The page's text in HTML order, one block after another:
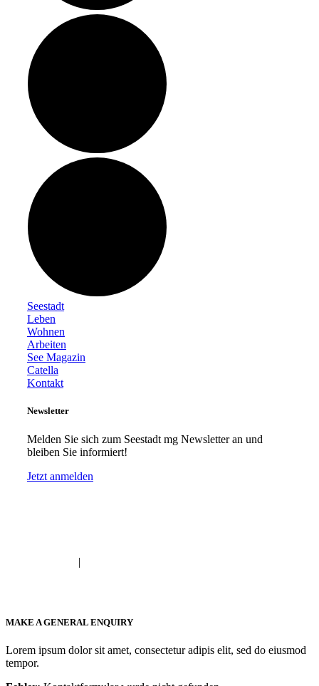
Seestadt
Leben
Wohnen
Arbeiten
See Magazin
Catella
Kontakt
Newsletter
Melden Sie sich zum Seestadt mg Newsletter an und
bleiben Sie informiert!
Jetzt anmelden
|
MAKE A GENERAL ENQUIRY
Lorem ipsum dolor sit amet, consectetur adipis elit, sed do eiusmod
tempor.